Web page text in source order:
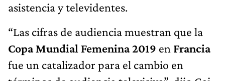
asistencia y televidentes.
“Las cifras de audiencia muestran que la
Copa Mundial Femenina 2019 en Francia
fue un catalizador para el cambio en